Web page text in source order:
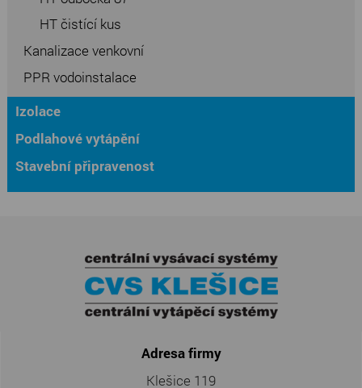
HT čistící kus
Kanalizace venkovní
PPR vodoinstalace
Izolace
Podlahové vytápění
Stavební připravenost
Adresa firmy
Klešice 119